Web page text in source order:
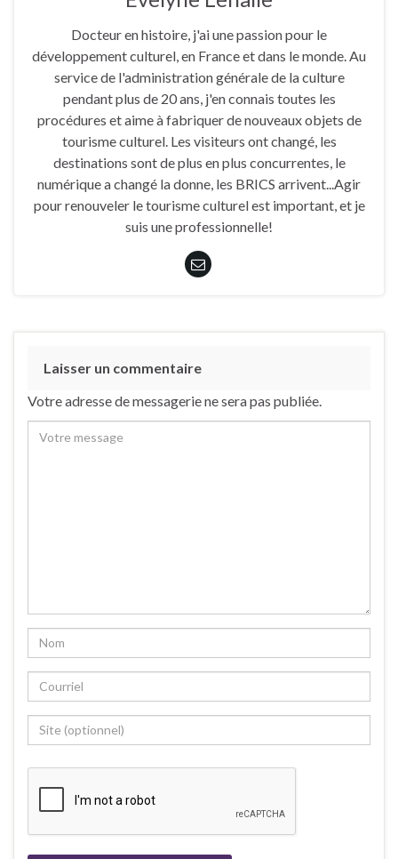
Docteur en histoire, j'ai une passion pour le
développement culturel, en France et dans le monde. Au
service de l'administration générale de la culture
pendant plus de 20 ans, j'en connais toutes les
procédures et aime à fabriquer de nouveaux objets de
tourisme culturel. Les visiteurs ont changé, les
destinations sont de plus en plus concurrentes, le
numérique a changé la donne, les BRICS arrivent...Agir
pour renouveler le tourisme culturel est important, et je
suis une professionnelle!
Laisser un commentaire
Votre adresse de messagerie ne sera pas publiée.